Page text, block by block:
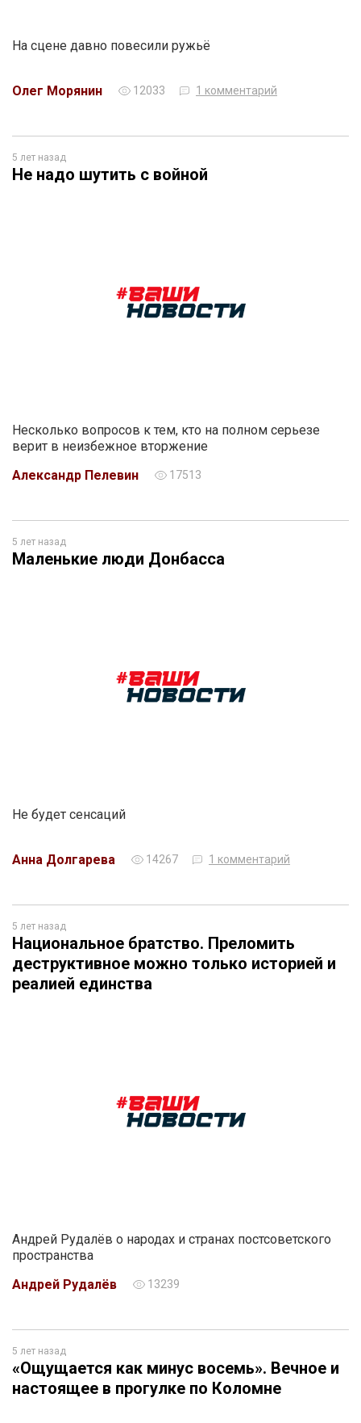
На сцене давно повесили ружьё
Олег Морянин 12033 1 комментарий
5 лет назад
Не надо шутить с войной
Несколько вопросов к тем, кто на полном серьезе
верит в неизбежное вторжение
Александр Пелевин
17513
5 лет назад
Маленькие люди Донбасса
Не будет сенсаций
Анна Долгарева 14267 1 комментарий
5 лет назад
Национальное братство. Преломить
деструктивное можно только историей и
реалией единства
Андрей Рудалёв о народах и странах постсоветского
пространства
Андрей Рудалёв
13239
5 лет назад
«Ощущается как минус восемь». Вечное и
настоящее в прогулке по Коломне